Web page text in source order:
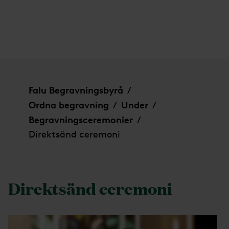
Falu Begravningsbyrå /
Ordna begravning / Under /
Begravningsceremonier /
Direktsänd ceremoni
Direktsänd ceremoni